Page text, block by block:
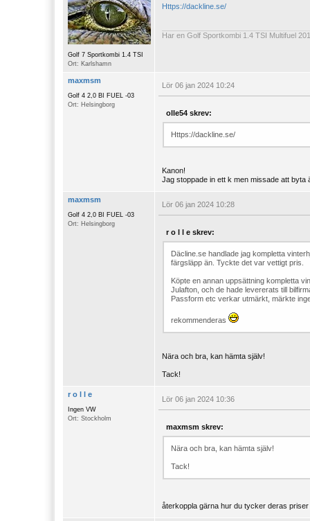
Golf 7 Sportkombi 1.4 TSI
Ort: Karlshamn
Https://dackline.se/
Har en Golf Sportkombi 1.4 TSI Multifuel
maxmsm
Golf 4 2,0 BI FUEL -03
Ort: Helsingborg
Lör 06 jan 2024 10:24
olle54 skrev:
Https://dackline.se/
Kanon!
Jag stoppade in ett k men missade att byta
maxmsm
Golf 4 2,0 BI FUEL -03
Ort: Helsingborg
Lör 06 jan 2024 10:28
r o l l e skrev:
Däcline.se handlade jag kompletta
färgsläpp än. Tyckte det var vettigt pris.
Köpte en annan uppsättning kompletta
Julafton, och de hade levererats till
Passform etc verkar utmärkt, märkte
rekommenderas
Nära och bra, kan hämta själv!
Tack!
r o l l e
Ingen VW
Ort: Stockholm
Lör 06 jan 2024 10:36
maxmsm skrev:
Nära och bra, kan hämta själv!
Tack!
återkoppla gärna hur du tycker deras